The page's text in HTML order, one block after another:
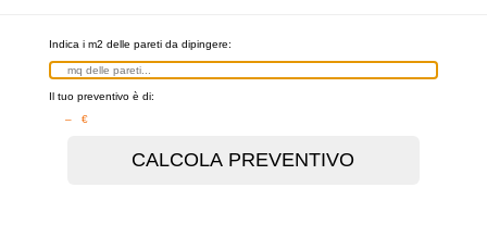
Indica i m2 delle pareti da dipingere:
Il tuo preventivo è di:
– €